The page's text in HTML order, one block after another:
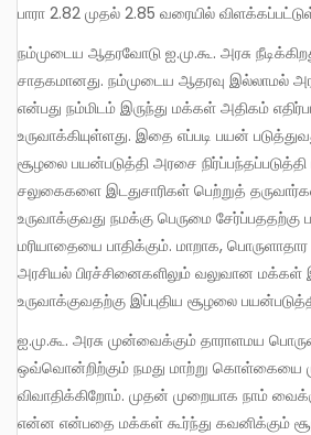
பாரா 2.82 முதல் 2.85 வரையில்
நம்முடைய ஆதரவோடு ஐ.மு.கூ. அரசு நீடிக்கிறது என்ற சூழல் நமக்கு
சாதகமானது. நம்முடைய ஆதரவு இல்லாமல்
என்பது நம்மிடம் இருந்து மக்கள் அதிகம்
உருவாக்கியுள்ளது. இதை எப்படி பயன்
சூழலை பயன்படுத்தி அரசை
சலுகைகளை இடதுசாரிகள் பெற்றுத்
உருவாக்குவது நமக்கு பெருமை சேர்ப்பததற்கு
மரியாதையை பாதிக்கும். மாறாக, பொருளாதார
அரசியல் பிரச்சினைகளிலும் வலுவான
உருவாக்குவதற்கு இப்புதிய சூழலை
ஐ.மு.கூ. அரசு முன்வைக்கும் தாராளமய பொருளாதார கொள்கை
ஒவ்வொன்றிற்கும் நமது மாற்று கொள்கையை
விவாதிக்கிறோம். முதன் முறையாக நாம்
என்ன என்பதை மக்கள் கூர்ந்து கவனிக்கும்